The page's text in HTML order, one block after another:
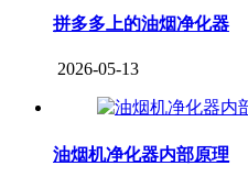
拼多多上的油烟净化器
2026-05-13
油烟机净化器内部原理